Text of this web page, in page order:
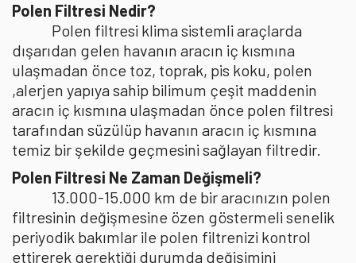
Polen Filtresi Nedir?
Polen filtresi klima sistemli araçlarda
dışarıdan gelen havanın aracın iç kısmına
ulaşmadan önce toz, toprak, pis koku, polen
,alerjen yapıya sahip bilimum çeşit maddenin
aracın iç kısmına ulaşmadan önce polen filtresi
tarafından süzülüp havanın aracın iç kısmına
temiz bir şekilde geçmesini sağlayan filtredir.
Polen Filtresi Ne Zaman Değişmeli?
13.000-15.000 km de bir aracınızın polen
filtresinin değişmesine özen göstermeli senelik
periyodik bakımlar ile polen filtrenizi kontrol
ettirerek gerektiği durumda değişimini